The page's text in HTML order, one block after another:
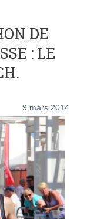
DE
: LE
9 mars 2014